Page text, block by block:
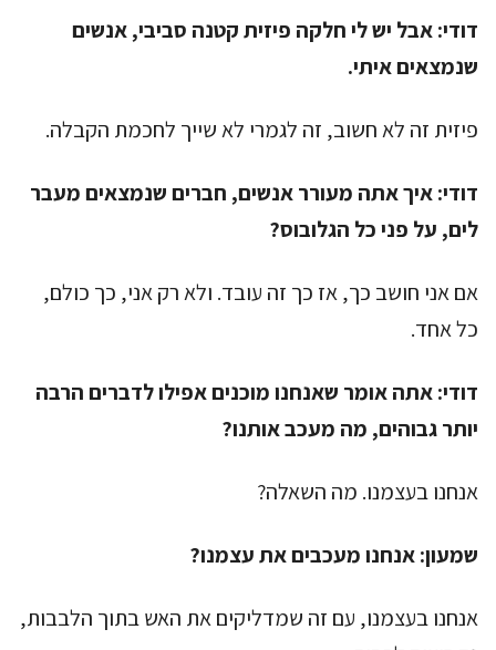
דודי:אבל יש לי חלקה פיזית קטנה סביבי, אנשים
שנמצאים איתי.
פיזית זה לא חשוב, זה לגמרי לא שייך לחכמת הקבלה.
דודי:איך אתה מעורר אנשים, חברים שנמצאים מעבר
לים, על פני כל הגלובוס?
אם אני חושב כך, אז כך זה עובד. ולא רק אני, כך כולם,
כל אחד.
דודי:אתה אומר שאנחנו מוכנים אפילו לדברים הרבה
יותר גבוהים, מה מעכב אותנו?
אנחנו בעצמנו. מה השאלה?
שמעון:אנחנו מעכבים את עצמנו?
אנחנו בעצמנו, עם זה שמדליקים את האש בתוך הלבבות,